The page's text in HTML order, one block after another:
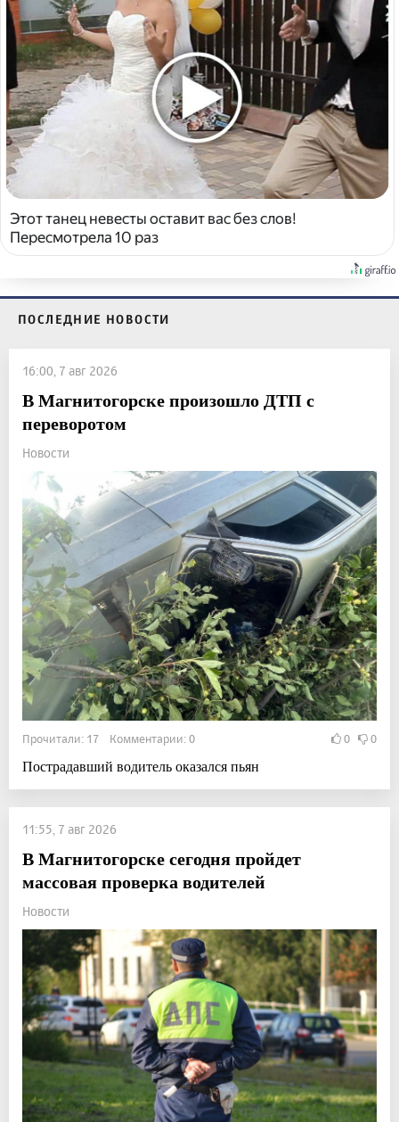
Этот танец невесты оставит вас без слов!
Пересмотрела 10 раз
ПОСЛЕДНИЕ НОВОСТИ
16:00, 7 авг 2026
В Магнитогорске произошло ДТП с
переворотом
Новости
Прочитали: 17 Комментарии: 0 0 0
Пострадавший водитель оказался пьян
11:55, 7 авг 2026
В Магнитогорске сегодня пройдет
массовая проверка водителей
Новости